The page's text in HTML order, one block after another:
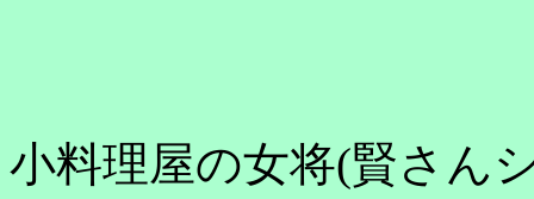
小料理屋の女将(賢さん